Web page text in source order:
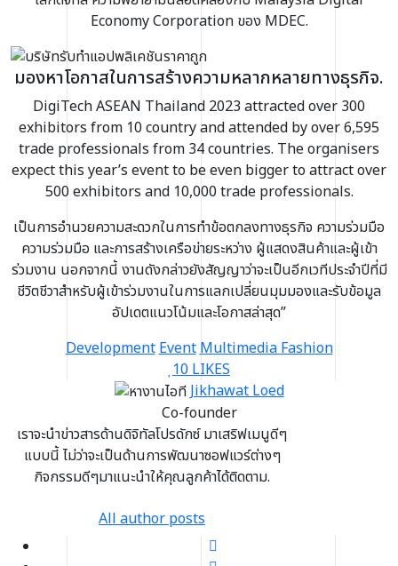
Economy Corporation ของ MDEC.
มองหาโอกาสในการสร้างความหลากหลายทางธุรกิจ.
DigiTech ASEAN Thailand 2023 attracted over 300
exhibitors from 10 country and attended by over 6,595
trade professionals from 34 countries. The organisers
expect this year’s event to be even bigger to attract over
500 exhibitors and 10,000 trade professionals.
เป็นการอำนวยความสะดวกในการทำข้อตกลงทางธุรกิจ ความร่วมมือ
ความร่วมมือ และการสร้างเครือข่ายระหว่าง ผู้แสดงสินค้าและผู้เข้า
ร่วมงาน นอกจากนี้ งานดังกล่าวยังสัญญาว่าจะเป็นอีกเวทีประจำปีที่มี
ชีวิตชีวาสำหรับผู้เข้าร่วมงานในการแลกเปลี่ยนมุมมองและรับข้อมูล
อัปเดตแนวโน้มและโอกาสล่าสุด”
DevelopmentEventMultimediaFashion
10 LIKES
Jikhawat Loed
Co-founder
เราจะนำข่าวสารด้านดิจิทัลโปรดักซ์ มาเสริฟเมนูดีๆ
แบบนี้ ไม่ว่าจะเป็นด้านการพัฒนาซอฟแวร์ต่างๆ
กิจกรรมดีๆมาแนะนำให้คุณลูกค้าได้ติดตาม.
All author posts